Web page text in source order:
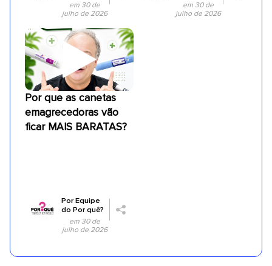
em 30 de
julho de 2026
em 30 de
julho de 2026
Por que as canetas
emagrecedoras vão
ficar MAIS BARATAS?
PorEquipe
do Por quê?
em 30 de
julho de 2026